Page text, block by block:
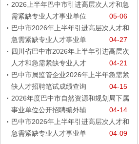
2026上半年巴中市引进高层次人才和急
需紧缺专业人才事业单位
05-06
巴中市2026年上半年引进高层次人才和
急需紧缺专业人才事业单
04-27
四川省巴中市2026年上半年引进高层次
人才和急需紧缺专业人才
04-21
巴中市属监管企业2026年上半年急需紧
缺人才招聘笔试成绩查询
04-15
2026年度巴中市自然资源和规划局下属
事业单位公开招聘编外辅
04-14
巴中市2026年上半年引进高层次人才和
急需紧缺专业人才事业单
04-09